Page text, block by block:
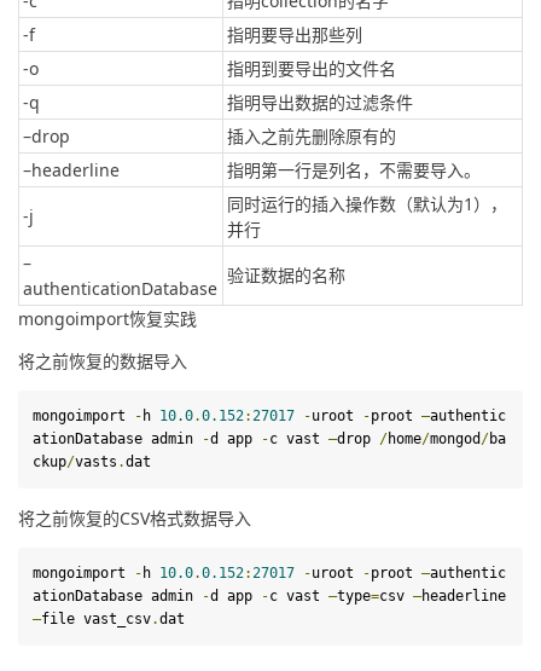
-f
指明要导出那些列
-o
指明到要导出的文件名
-q
指明导出数据的过滤条件
–drop
插入之前先删除原有的
–headerline
指明第一行是列名，不需要导入。
-j
同时运行的插入操作数（默认为1），
并行
–
authenticationDatabase
验证数据的名称
mongoimport恢复实践
将之前恢复的数据导入
mongoimport - h 10.0.0.152:27017 -uroot -proot –authentic
ationDatabase admin
-d app -c vast –drop /home/mongod /ba
ckup/vasts .dat
将之前恢复的CSV格式数据导入
mongoimport - h 10.0.0.152:27017 -uroot -proot –authentic
ationDatabase admin
-d app -c vast –type=csv –
headerline
–file vast_csv.dat